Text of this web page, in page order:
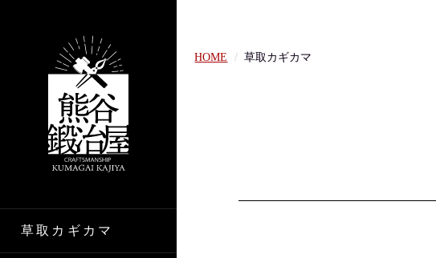
草取カギカマ
HOME 草取カギカマ